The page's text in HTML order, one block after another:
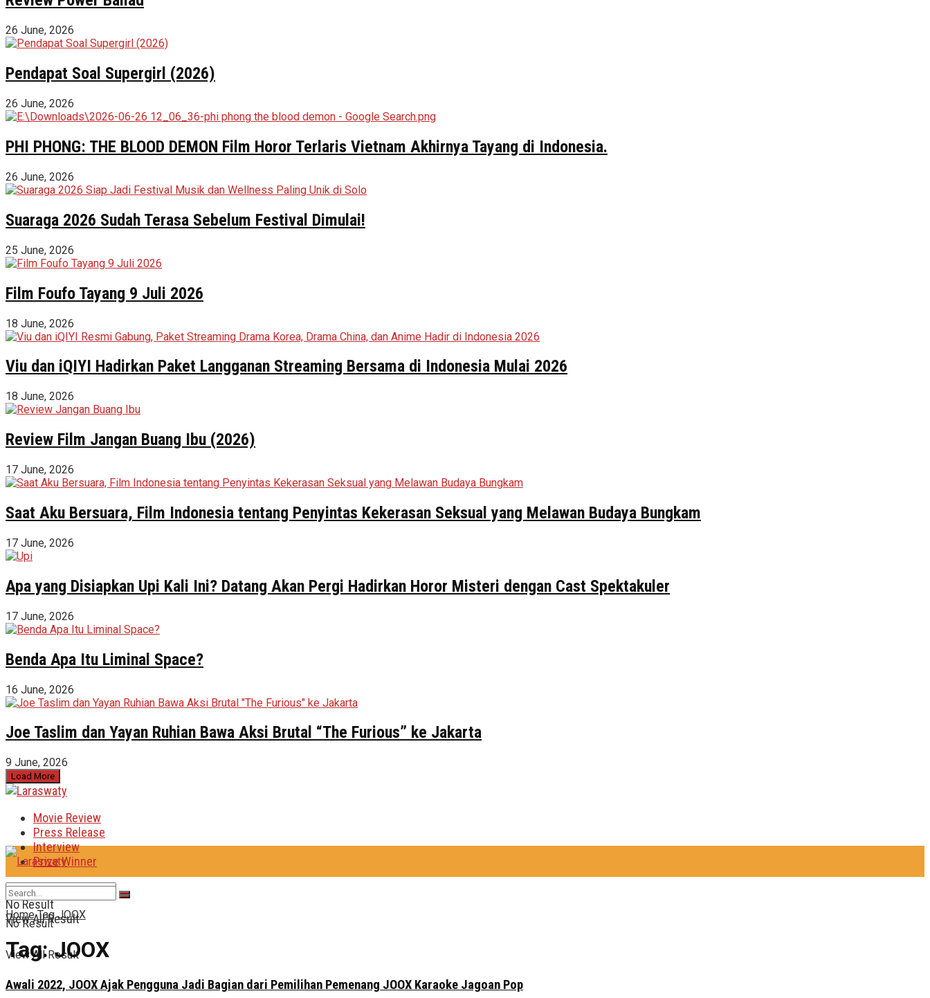
26 June, 2026
Pendapat Soal Supergirl (2026)
26 June, 2026
PHI PHONG: THE BLOOD DEMON Film Horor Terlaris Vietnam Akhirnya Tayang di Indonesia.
26 June, 2026
Suaraga 2026 Sudah Terasa Sebelum Festival Dimulai!
25 June, 2026
Film Foufo Tayang 9 Juli 2026
18 June, 2026
Viu dan iQIYI Hadirkan Paket Langganan Streaming Bersama di Indonesia Mulai 2026
18 June, 2026
Review Film Jangan Buang Ibu (2026)
17 June, 2026
Saat Aku Bersuara, Film Indonesia tentang Penyintas Kekerasan Seksual yang Melawan Budaya Bungkam
17 June, 2026
Apa yang Disiapkan Upi Kali Ini? Datang Akan Pergi Hadirkan Horor Misteri dengan Cast Spektakuler
17 June, 2026
Benda Apa Itu Liminal Space?
16 June, 2026
Joe Taslim dan Yayan Ruhian Bawa Aksi Brutal “The Furious” ke Jakarta
9 June, 2026
Load More
Movie Review
Press Release
Interview
Prize Winner
No Result
View All Result
No Result
View All Result
Home Tag JOOX
Tag:JOOX
Awali 2022, JOOX Ajak Pengguna Jadi Bagian dari Pemilihan Pemenang JOOX Karaoke Jagoan Pop